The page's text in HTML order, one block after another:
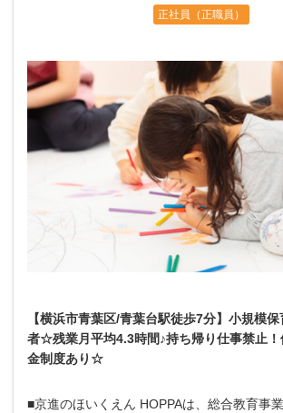
正社員（正職員）
【横浜市青葉区/青葉台駅徒歩7分】小規模
者☆残業月平均4.3時間♪持ち帰り仕事禁止
金制度あり☆
■京進のほいくえん HOPPAは、総合教育事